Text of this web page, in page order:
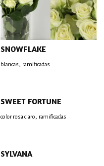
SNOWFLAKE
blancas, ramificadas
SWEET FORTUNE
color rosa claro, ramificadas
SYLVANA